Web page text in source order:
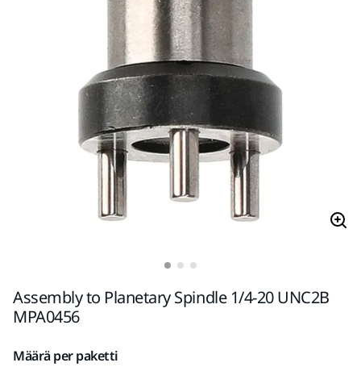
Assembly to Planetary Spindle 1/4-20 UNC2B
MPA0456
Määrä per paketti